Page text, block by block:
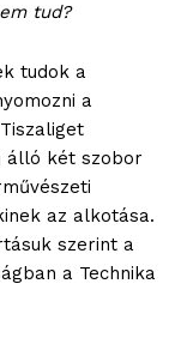
tud?
tudok a
a
álló két szobor
az alkotása.
szerint a
a Technika